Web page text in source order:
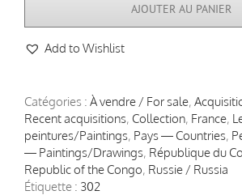
IACOVLEFF
(1887–
1938),
jeune
homme
africain,
1925
AJOUTER AU PANIER
Add to Wishlist
Catégories : À vendre / For sale,
Recent acquisitions, Collection, France,
peintures/Paintings, Pays — Countries,
— Paintings/Drawings, République du
Republic of the Congo, Russie / Russia
Étiquette : 302